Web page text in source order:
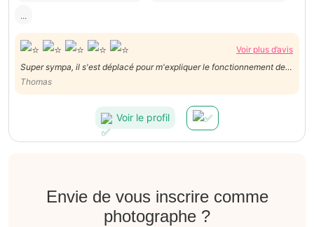
...
Voir plus d’avis
Super sympa, il s'est déplacé pour m'expliquer le fonctionnement de
mon appareil. A l'écoute et disponible. Très bon service, à
recommander vivement.
Thomas
Voir le profil
Envie de vous inscrire comme
photographe ?